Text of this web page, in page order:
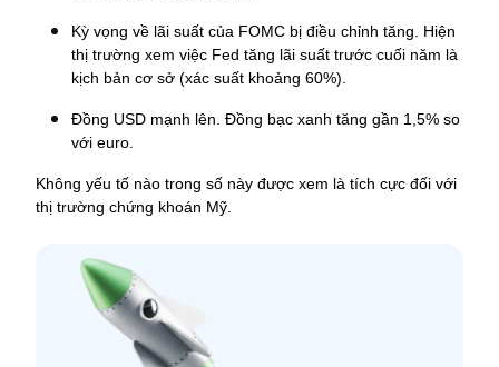
Kỳ vọng về lãi suất của FOMC bị điều chỉnh tăng. Hiện
thị trường xem việc Fed tăng lãi suất trước cuối năm là
kịch bản cơ sở (xác suất khoảng 60%).
Đồng USD mạnh lên. Đồng bạc xanh tăng gần 1,5% so
với euro.
Không yếu tố nào trong số này được xem là tích cực đối với
thị trường chứng khoán Mỹ.